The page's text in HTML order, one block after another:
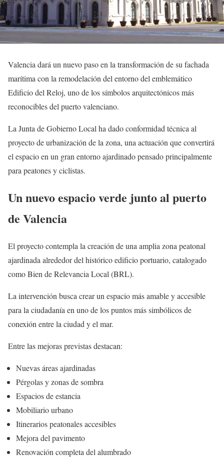
Valencia dará un nuevo paso en la transformación de su fachada
marítima con la remodelación del entorno del emblemático
Edificio del Reloj, uno de los símbolos arquitectónicos más
reconocibles del puerto valenciano.
La Junta de Gobierno Local ha dado conformidad técnica al
proyecto de urbanización de la zona, una actuación que convertirá
el espacio en un gran entorno ajardinado pensado principalmente
para peatones y ciclistas.
Un nuevo espacio verde junto al puerto
de Valencia
El proyecto contempla la creación de una amplia zona peatonal
ajardinada alrededor del histórico edificio portuario, catalogado
como Bien de Relevancia Local (BRL).
La intervención busca crear un espacio más amable y accesible
para la ciudadanía en uno de los puntos más simbólicos de
conexión entre la ciudad y el mar.
Entre las mejoras previstas destacan:
Nuevas áreas ajardinadas
Pérgolas y zonas de sombra
Espacios de estancia
Mobiliario urbano
Itinerarios peatonales accesibles
Mejora del pavimento
Renovación completa del alumbrado